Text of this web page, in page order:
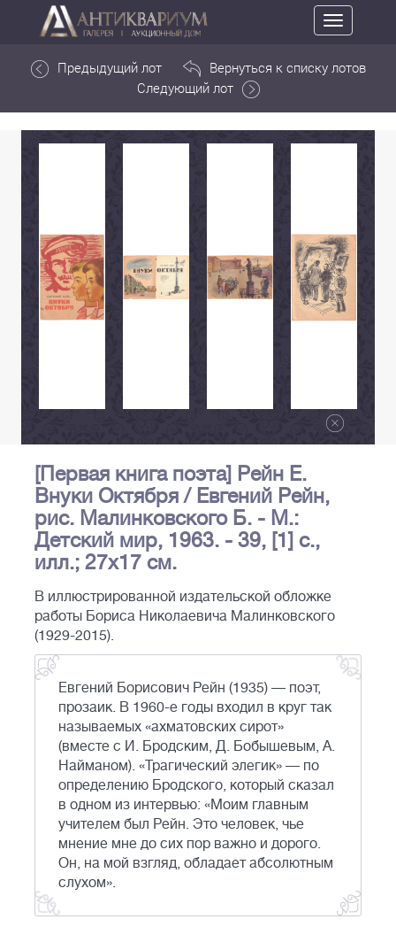
Toggle
navigation
Предыдущий лот
Вернуться к списку лотов
Следующий лот
[Первая книга поэта] Рейн Е.
Внуки Октября / Евгений Рейн,
рис. Малинковского Б. - М.:
Детский мир, 1963. - 39, [1] с.,
илл.; 27х17 см.
В иллюстрированной издательской обложке
работы Бориса Николаевича Малинковского
(1929-2015).
Евгений Борисович Рейн (1935) — поэт,
прозаик. В 1960-е годы входил в круг так
называемых «ахматовских сирот»
(вместе с И. Бродским, Д. Бобышевым, А.
Найманом). «Трагический элегик» — по
определению Бродского, который сказал
в одном из интервью: «Моим главным
учителем был Рейн. Это человек, чье
мнение мне до сих пор важно и дорого.
Он, на мой взгляд, обладает абсолютным
слухом».